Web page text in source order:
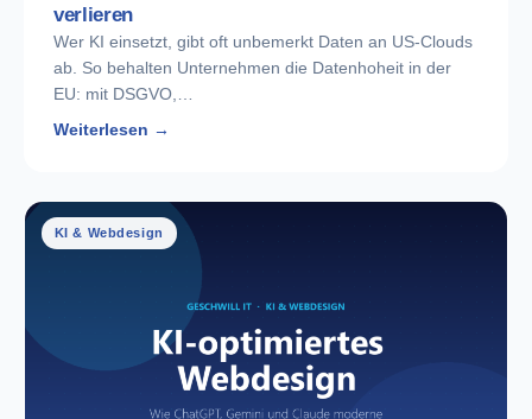
verlieren
Wer KI einsetzt, gibt oft unbemerkt Daten an US-Clouds
ab. So behalten Unternehmen die Datenhoheit in der
EU: mit DSGVO,…
Weiterlesen →
KI & Webdesign